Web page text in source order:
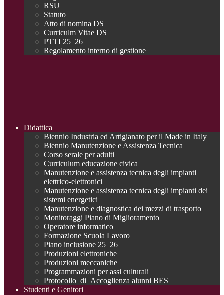
RSU
Statuto
Atto di nomina DS
Curriculm Vitae DS
PTTI 25_26
Regolamento interno di gestione
Didattica
Biennio Industria ed Artigianato per il Made in Italy
Biennio Manutenzione e Assistenza Tecnica
Corso serale per adulti
Curriculum educazione civica
Manutenzione e assistenza tecnica degli impianti
elettrico-elettronici
Manutenzione e assistenza tecnica degli impianti dei
sistemi energetici
Manutenzione e diagnostica dei mezzi di trasporto
Monitoraggi Piano di Miglioramento
Operatore informatico
Formazione Scuola Lavoro
Piano inclusione 25_26
Produzioni elettroniche
Produzioni meccaniche
Programmazioni per assi culturali
Protocollo_di_Accoglienza alunni BES
Studenti e Genitori